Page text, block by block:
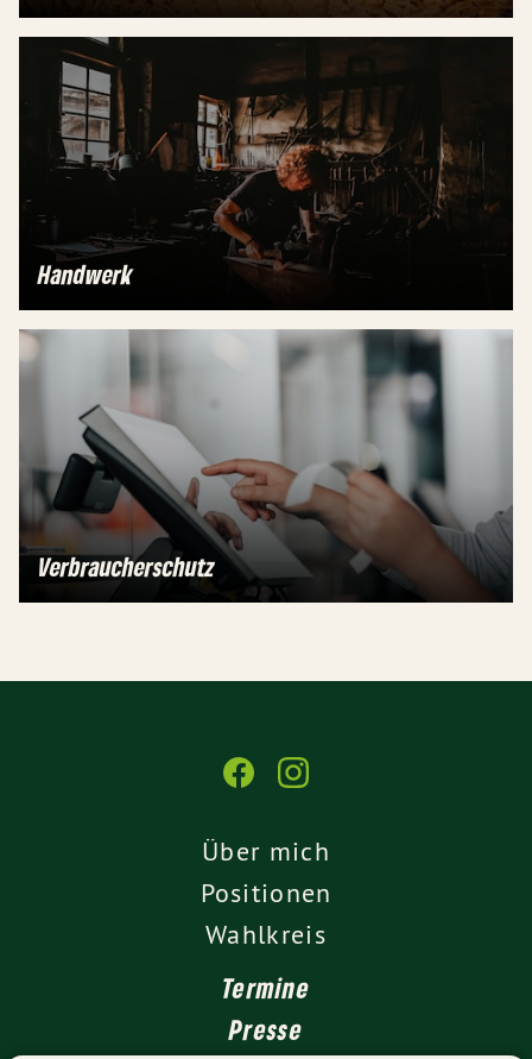
Handwerk
Verbraucherschutz
Über mich
Positionen
Wahlkreis
Termine
Presse